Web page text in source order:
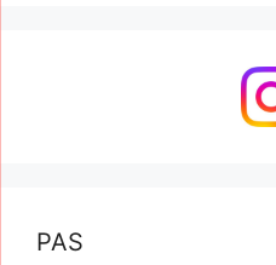
PAS